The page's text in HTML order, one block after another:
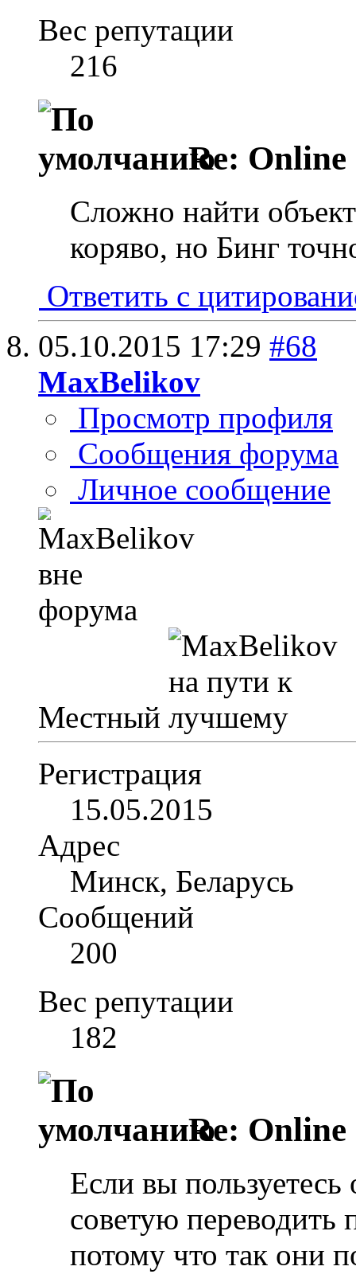
Вес репутации
216
Re: Online
Сложно найти
коряво, но Бинг
Ответить с
05.10.2015 17:29 #68
MaxBelikov
Просмотр профиля
Сообщения форума
Личное сообщение
Местный
Регистрация
15.05.2015
Адрес
Минск, Беларусь
Сообщений
200
Вес репутации
182
Re: Online
Если вы
советую переводить
потому что так они